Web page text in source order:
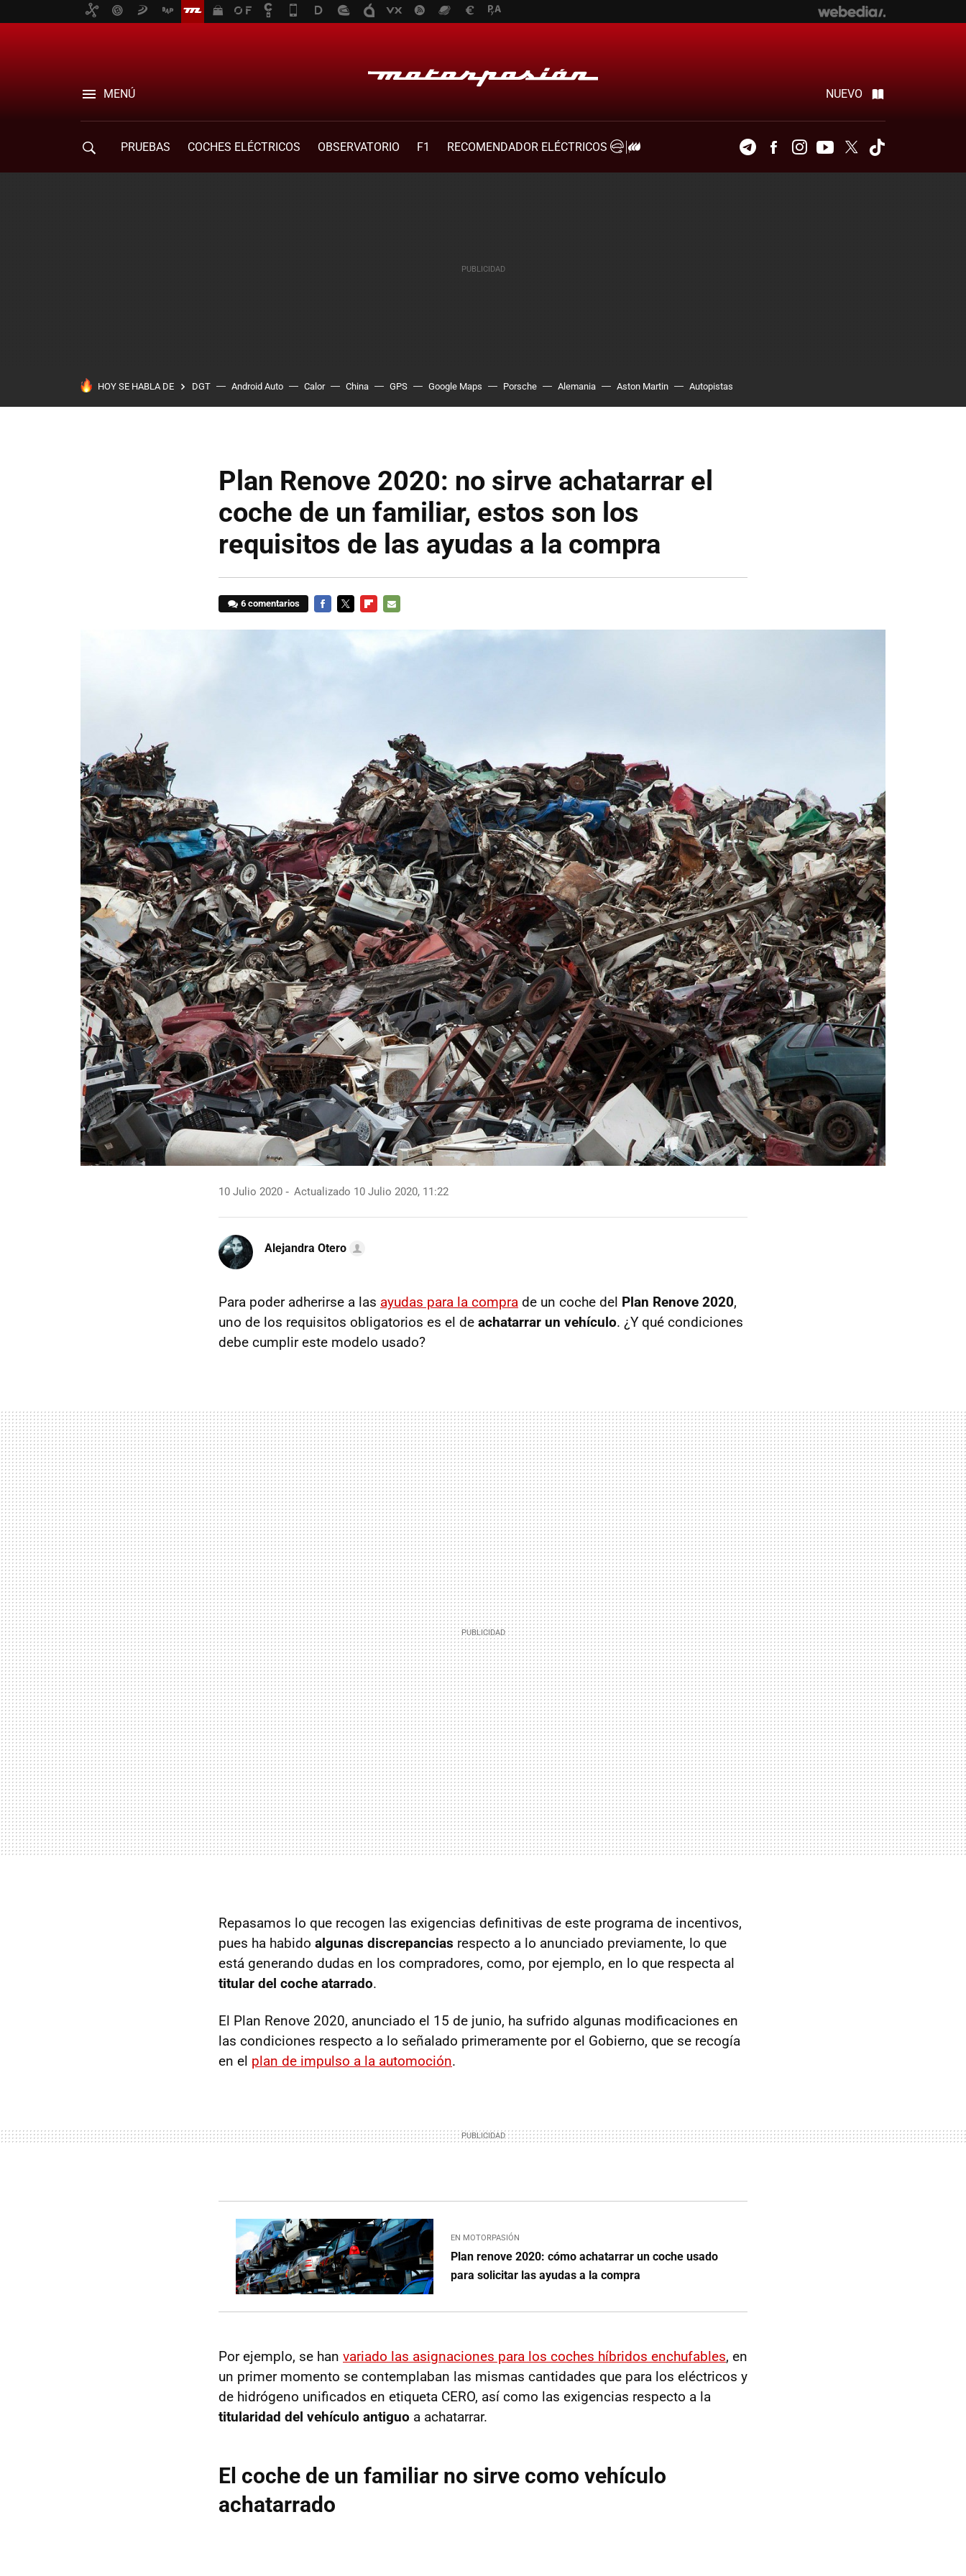
MENÚ NUEVO
PRUEBAS COCHES ELÉCTRICOS OBSERVATORIO F1
RECOMENDADOR ELÉCTRICOS
TelegramFacebookInstagramYoutubeTwitter
HOY SE HABLA DE DGT Android Auto Calor China GPS Google Maps Porsche Alemania Aston Martin Autopistas
Plan Renove 2020: no sirve achatarrar el
coche de un familiar, estos son los
requisitos de las ayudas a la compra
6 comentarios
10 Julio 2020 Actualizado 10 Julio 2020, 11:22
Alejandra Otero
Para poder adherirse a las ayudas para la compra de un coche del Plan Renove 2020,
uno de los requisitos obligatorios es el de achatarrar un vehículo. ¿Y qué condiciones
debe cumplir este modelo usado?
Repasamos lo que recogen las exigencias definitivas de este programa de incentivos,
pues ha habido algunas discrepancias respecto a lo anunciado previamente, lo que
está generando dudas en los compradores, como, por ejemplo, en lo que respecta al
titular del coche atarrado.
El Plan Renove 2020, anunciado el 15 de junio, ha sufrido algunas modificaciones en
las condiciones respecto a lo señalado primeramente por el Gobierno, que se recogía
en el plan de impulso a la automoción.
EN MOTORPASIÓN
Plan renove 2020: cómo achatarrar un coche usado
para solicitar las ayudas a la compra
Por ejemplo, se han variado las asignaciones para los coches híbridos enchufables, en
un primer momento se contemplaban las mismas cantidades que para los eléctricos y
de hidrógeno unificados en etiqueta CERO, así como las exigencias respecto a la
titularidad del vehículo antiguo a achatarrar.
El coche de un familiar no sirve como vehículo
achatarrado